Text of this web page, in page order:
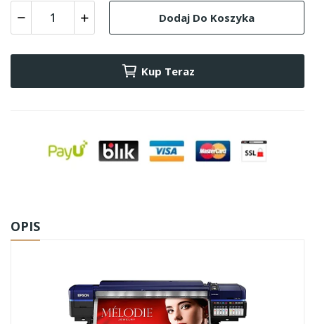
Dodaj Do Koszyka
Kup Teraz
OPIS